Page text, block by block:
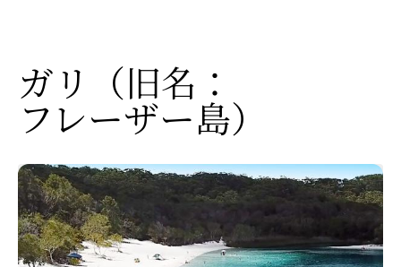
ガリ​ （旧名：
フレーザー島）